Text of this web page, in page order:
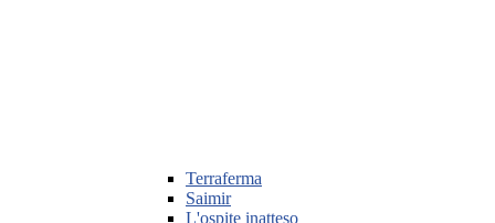
Terraferma
Saimir
L'ospite inatteso